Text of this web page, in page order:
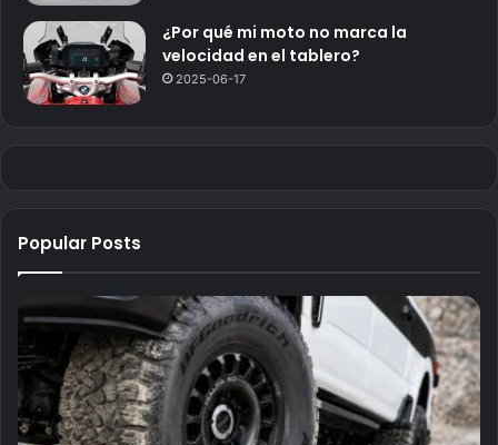
¿Por qué mi moto no marca la
velocidad en el tablero?
2025-06-17
Popular Posts